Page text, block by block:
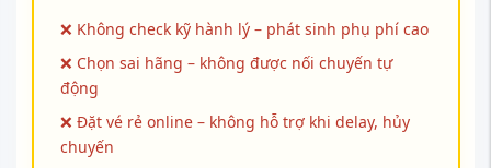
❌ Không check kỹ hành lý – phát sinh phụ phí cao
❌ Chọn sai hãng – không được nối chuyến tự
động
❌ Đặt vé rẻ online – không hỗ trợ khi delay, hủy
chuyến